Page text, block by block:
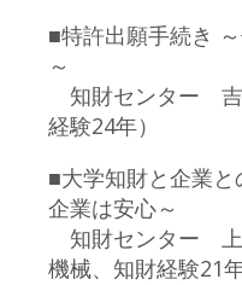
■特許出願手続き
～
知財センター
経験24年）
■大学知財と企業と
企業は安心～
知財センター
機械、知財経験21年